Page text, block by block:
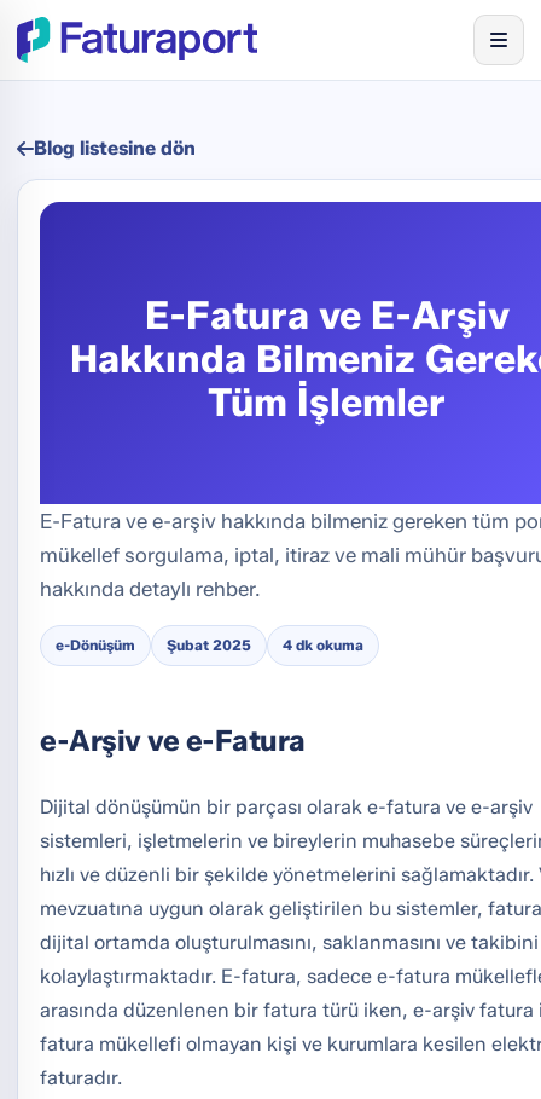
Blog listesine dön
E-Fatura ve E-Arşiv
Hakkında Bilmeniz
Tüm İşlemler
E-Fatura ve e-arşiv hakkında bilmeniz gereken tüm
mükellef sorgulama, iptal, itiraz ve mali mühür
hakkında detaylı rehber.
e-Dönüşüm Şubat 2025 4 dk okuma
e-Arşiv ve e-Fatura
Dijital dönüşümün bir parçası olarak e-fatura ve e-arşiv
sistemleri, işletmelerin ve bireylerin muhasebe
hızlı ve düzenli bir şekilde yönetmelerini sağlamaktadır.
mevzuatına uygun olarak geliştirilen bu sistemler,
dijital ortamda oluşturulmasını, saklanmasını ve takibini
kolaylaştırmaktadır. E-fatura, sadece e-fatura
arasında düzenlenen bir fatura türü iken, e-arşiv fatura
fatura mükellefi olmayan kişi ve kurumlara kesilen
faturadır.